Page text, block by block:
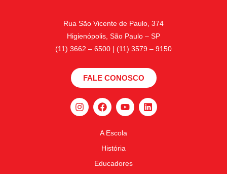
Rua São Vicente de Paulo, 374
Higienópolis, São Paulo – SP
(11) 3662 – 6500 | (11) 3579 – 9150
FALE CONOSCO
A Escola
História
Educadores